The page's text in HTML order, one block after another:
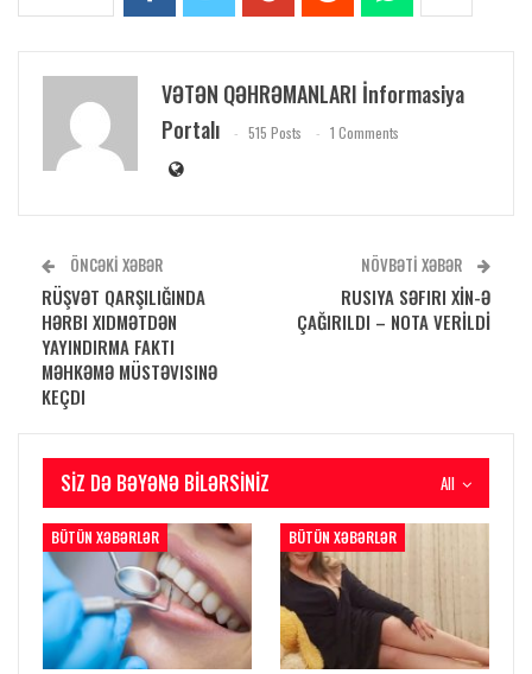
VƏTƏN QƏHRƏMANLARI İnformasiya
Portalı
515 Posts 1 Comments
ÖNCƏKI XƏBƏR
RÜŞVƏT QARŞILIĞINDA
HƏRBI XIDMƏTDƏN
YAYINDIRMA FAKTI
MƏHKƏMƏ MÜSTƏVISINƏ
KEÇDI
NÖVBƏTI XƏBƏR
RUSIYA SƏFIRI XİN-Ə
ÇAĞIRILDI – NOTA VERİLDİ
All
SIZ DƏ BƏYƏNƏ BILƏRSINIZ
BÜTÜN XƏBƏRLƏR BÜTÜN XƏBƏRLƏR